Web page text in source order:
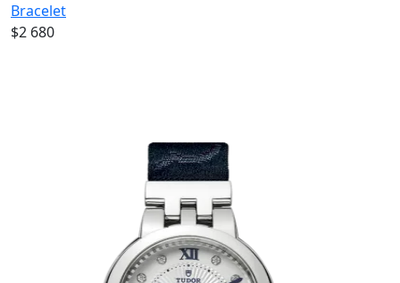
Bracelet
$2 680